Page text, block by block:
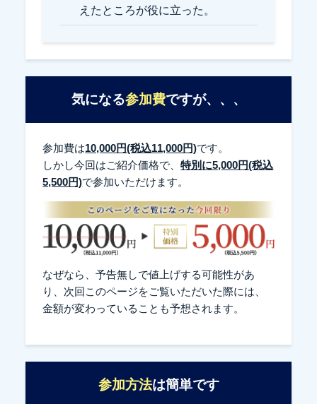
えたところが役に立った。
気になる参加費ですが、、、
参加費は10,000円(税込11,000円)です。
しかし今回はご紹介価格で、特別に5,000円(税込
5,500円)で参加いただけます。
なぜなら、予告無しで値上げする可能性があ
り、 次回このページをご覧いただいた際には、
金額が変わっていることも予想されます。
参加方法は簡単です